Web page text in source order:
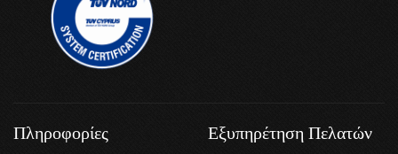
Πληροφορίες Εξυπηρέτηση Πελατών